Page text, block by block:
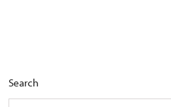
Search